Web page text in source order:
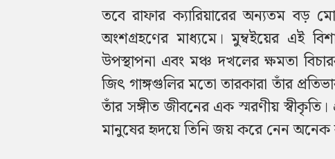
তবে রাফার ক্যারিয়ারের অন্যতম বড়
অংশগ্রহণের মাধ্যমে। মুম্বইয়ের এই
উপস্থাপনা এবং মঞ্চ দখলের ক্ষমতা
জিৎ গাঙ্গগুলির মতো তারকারা তাঁর
তাঁর সঙ্গীত জীবনের এক স্মরণীয়
মানুষের হৃদয়ে তিনি জয় করে নেন অনেক